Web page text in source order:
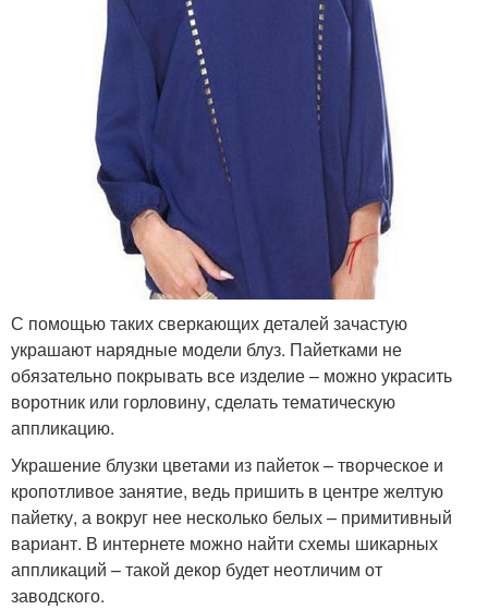
С помощью таких сверкающих деталей зачастую
украшают нарядные модели блуз. Пайетками не
обязательно покрывать все изделие – можно украсить
воротник или горловину, сделать тематическую
аппликацию.
Украшение блузки цветами из пайеток – творческое и
кропотливое занятие, ведь пришить в центре желтую
пайетку, а вокруг нее несколько белых – примитивный
вариант. В интернете можно найти схемы шикарных
аппликаций – такой декор будет неотличим от
заводского.